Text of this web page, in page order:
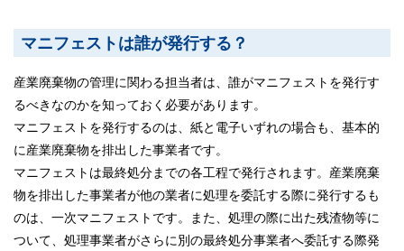
マニフェストは誰が発行する？
産業廃棄物の管理に関わる担当者は、誰がマニフェストを発行す
るべきなのかを知っておく必要があります。
マニフェストを発行するのは、紙と電子いずれの場合も、基本的
に産業廃棄物を排出した事業者です。
マニフェストは最終処分までの各工程で発行されます。産業廃棄
物を排出した事業者が他の業者に処理を委託する際に発行するも
のは、一次マニフェストです。また、処理の際に出た残渣物等に
ついて、処理事業者がさらに別の最終処分事業者へ委託する際発